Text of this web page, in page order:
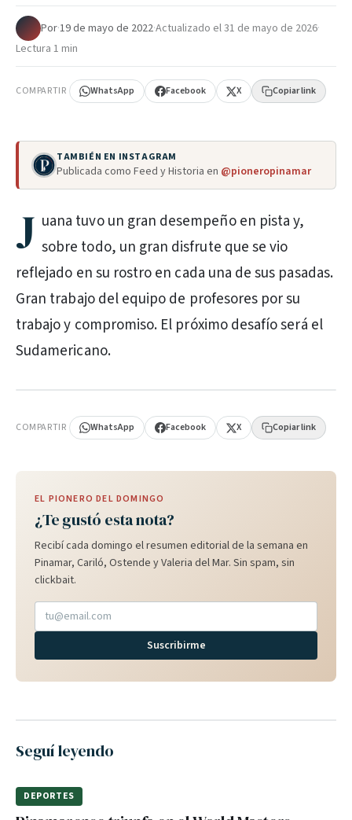
Por·19 de mayo de 2022·Actualizado el31 de mayo de 2026·
Lectura 1 min
COMPARTIR WhatsApp Facebook X Copiar link
TAMBIÉN EN INSTAGRAM
Publicada como Feed y Historia en @pioneropinamar
J uana tuvo un gran desempeño en pista y,
sobre todo, un gran disfrute que se vio
reflejado en su rostro en cada una de sus pasadas.
Gran trabajo del equipo de profesores por su
trabajo y compromiso. El próximo desafío será el
Sudamericano.
COMPARTIR WhatsApp Facebook X Copiar link
EL PIONERO DEL DOMINGO
¿Te gustó esta nota?
Recibí cada domingo el resumen editorial de la semana en
Pinamar, Cariló, Ostende y Valeria del Mar. Sin spam, sin
clickbait.
Suscribirme
Seguí leyendo
DEPORTES